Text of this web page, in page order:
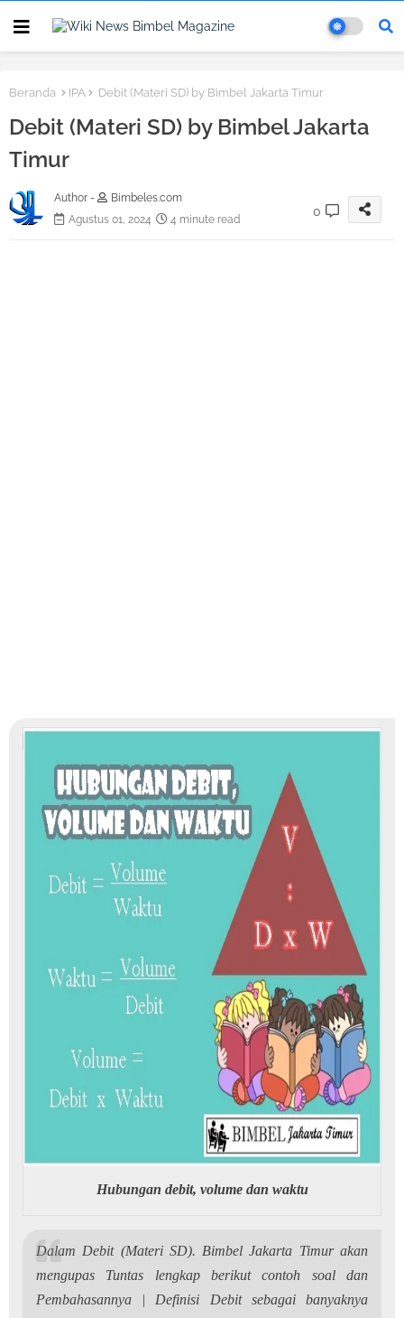
Beranda IPA Debit (Materi SD) by Bimbel Jakarta Timur
Debit (Materi SD) by Bimbel Jakarta
Timur
Author -
Bimbeles.com
Agustus 01, 2024
4 minute read
0
Hubungan debit, volume dan waktu
Dalam Debit (Materi SD). Bimbel Jakarta Timur akan
mengupas Tuntas lengkap berikut contoh soal dan
Pembahasannya | Definisi Debit sebagai banyaknya